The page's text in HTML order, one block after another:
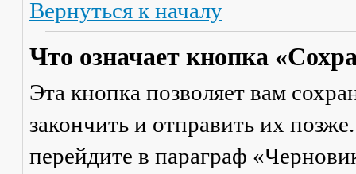
Вернуться к началу
Что означает кнопка
Эта кнопка позволяет вам
закончить и отправить их
перейдите в параграф